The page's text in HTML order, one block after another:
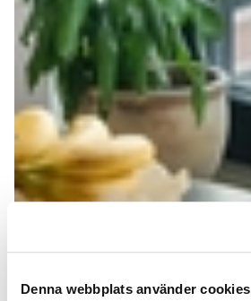
Denna webbplats använder cookies